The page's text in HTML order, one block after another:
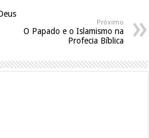
Próximo
O Papado e o Islamismo na
Profecia Bíblica